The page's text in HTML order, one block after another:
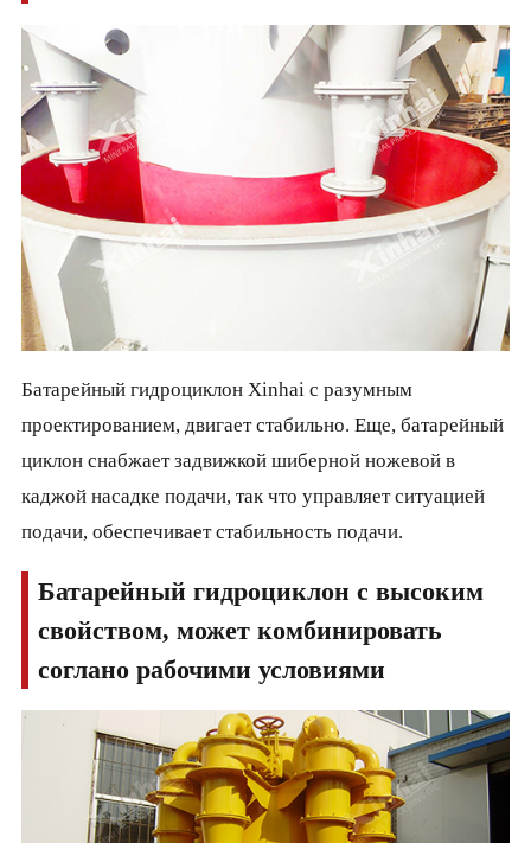
Батарейный гидроциклон Xinhai с разумным
проектированием, двигает стабильно. Еще, батарейный
циклон снабжает задвижкой шиберной ножевой в
каджой насадке подачи, так что управляет ситуацией
подачи, обеспечивает стабильность подачи.
Батарейный гидроциклон с высоким
свойством, может комбинировать
соглано рабочими условиями